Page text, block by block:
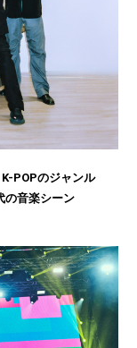
POPのジャンル
音楽シーン